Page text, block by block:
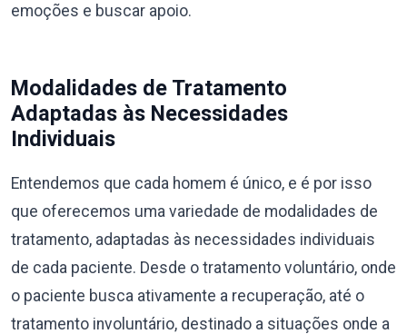
emoções e buscar apoio.
Modalidades de Tratamento
Adaptadas às Necessidades
Individuais
Entendemos que cada homem é único, e é por isso
que oferecemos uma variedade de modalidades de
tratamento, adaptadas às necessidades individuais
de cada paciente. Desde o tratamento voluntário, onde
o paciente busca ativamente a recuperação, até o
tratamento involuntário, destinado a situações onde a